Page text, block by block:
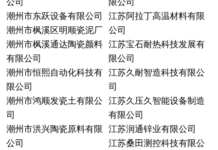
公司
潮州市东跃设备有限公司
潮州市枫溪区明顺瓷泥厂
潮州市枫溪通达陶瓷颜料
有限公司
潮州市恒熙自动化科技有
限公司
潮州市鸿顺发瓷土有限公
司
潮州市洪兴陶瓷原料有限
公司
限公司
江苏阿拉丁高温材料有限
公司
江苏宝石耐热科技发展有
限公司
江苏久耐智造科技有限公
司
江苏久压久智能设备制造
有限公司
江苏润通锌业有限公司
江苏桑田测控科技有限公